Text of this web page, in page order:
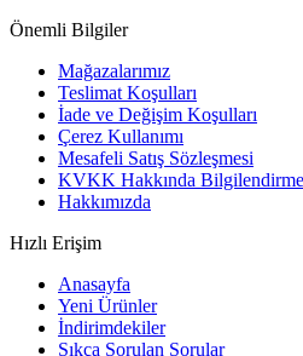
Önemli Bilgiler
Mağazalarımız
Teslimat Koşulları
İade ve Değişim Koşulları
Çerez Kullanımı
Mesafeli Satış Sözleşmesi
KVKK Hakkında Bilgilendirme
Hakkımızda
Hızlı Erişim
Anasayfa
Yeni Ürünler
İndirimdekiler
Sıkça Sorulan Sorular